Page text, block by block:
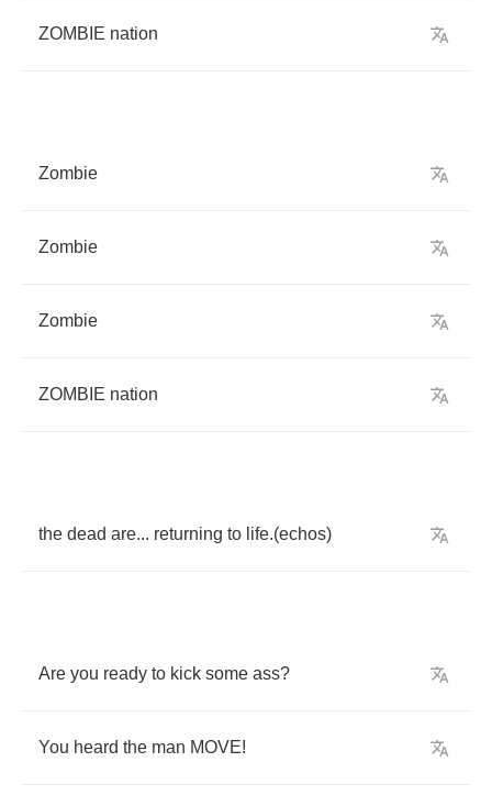
ZOMBIE nation
Zombie
Zombie
Zombie
ZOMBIE nation
the dead are... returning to life.(echos)
Are you ready to kick some ass?
You heard the man MOVE!